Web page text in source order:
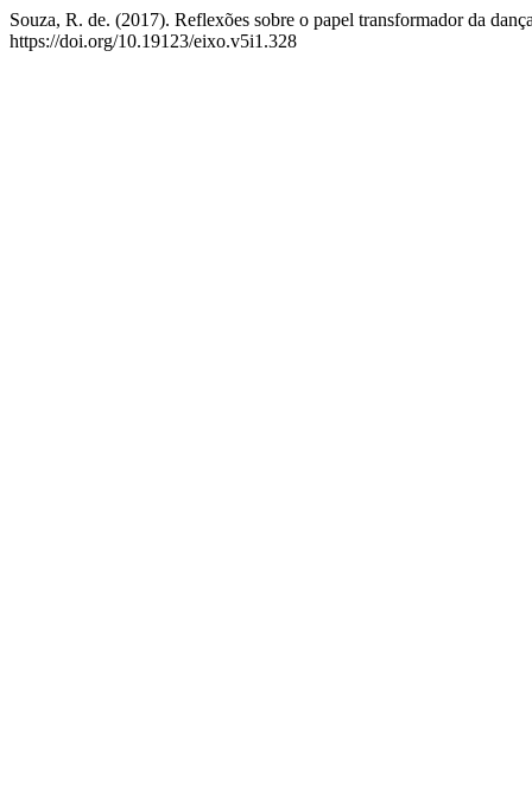
Souza, R. de. (2017). Reflexões sobre o papel transformador da
https://doi.org/10.19123/eixo.v5i1.328